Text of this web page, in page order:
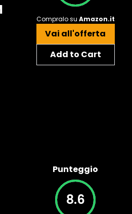
Compralo su Amazon.it
Vai all'offerta
Add to Cart
Punteggio
8.6